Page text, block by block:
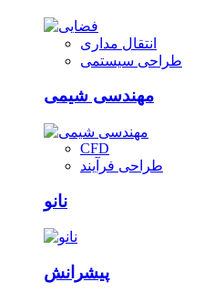
انتقال مداری
طراحی سیستمی
مهندسی شیمی
CFD
طراحی فرآیند
نانو
پیشرانش